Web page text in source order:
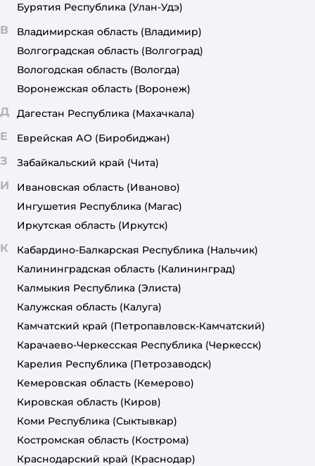
Бурятия Республика (Улан-Удэ)
В Владимирская область (Владимир)
Волгоградская область (Волгоград)
Вологодская область (Вологда)
Воронежская область (Воронеж)
Д Дагестан Республика (Махачкала)
Е Еврейская АО (Биробиджан)
З Забайкальский край (Чита)
И Ивановская область (Иваново)
Ингушетия Республика (Магас)
Иркутская область (Иркутск)
К Кабардино-Балкарская Республика (Нальчик)
Калининградская область (Калининград)
Калмыкия Республика (Элиста)
Калужская область (Калуга)
Камчатский край (Петропавловск-Камчатский)
Карачаево-Черкесская Республика (Черкесск)
Карелия Республика (Петрозаводск)
Кемеровская область (Кемерово)
Кировская область (Киров)
Коми Республика (Сыктывкар)
Костромская область (Кострома)
Краснодарский край (Краснодар)